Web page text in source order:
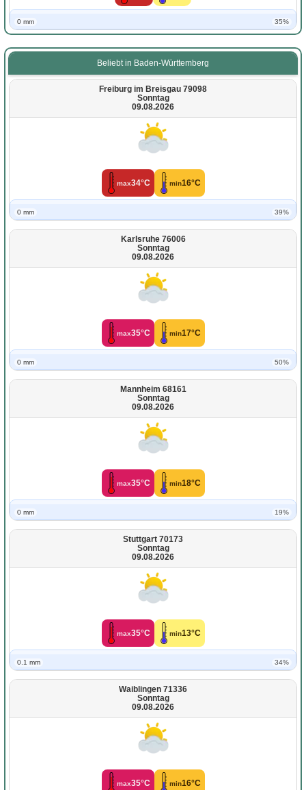
0 mm 35%
Beliebt in Baden-Württemberg
Freiburg im Breisgau 79098
Sonntag
09.08.2026
max34°C min16°C
0 mm 39%
Karlsruhe 76006
Sonntag
09.08.2026
max35°C min17°C
0 mm 50%
Mannheim 68161
Sonntag
09.08.2026
max35°C min18°C
0 mm 19%
Stuttgart 70173
Sonntag
09.08.2026
max35°C min13°C
0.1 mm 34%
Waiblingen 71336
Sonntag
09.08.2026
max35°C min16°C